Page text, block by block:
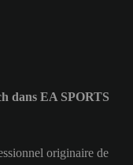
dans EA SPORTS
originaire de